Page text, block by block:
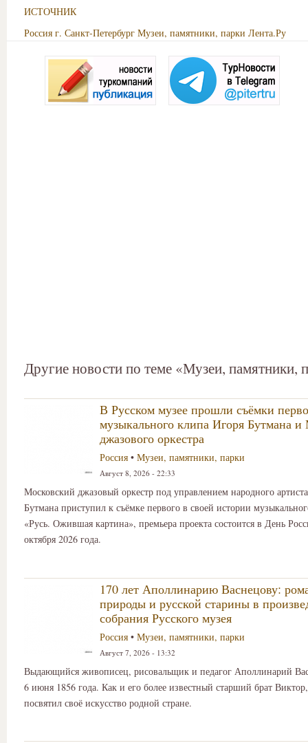
ИСТОЧНИК
Россия г. Санкт-Петербург Музеи, памятники, парки Лента.Ру
Другие новости по теме «Музеи, памятники,
В Русском музее прошли съёмки
музыкального клипа Игоря Бутмана и
джазового оркестра
Россия • Музеи, памятники, парки
Август 8, 2026 - 22:33
Московский джазовый оркестр под управлением народного
Бутмана приступил к съёмке первого в своей истории
«Русь. Ожившая картина», премьера проекта состоится в День
октября 2026 года.
170 лет Аполлинарию Васнецову:
природы и русской старины в
собрания Русского музея
Россия • Музеи, памятники, парки
Август 7, 2026 - 13:32
Выдающийся живописец, рисовальщик и педагог Аполлинарий
6 июня 1856 года. Как и его более известный старший брат
посвятил своё искусство родной стране.